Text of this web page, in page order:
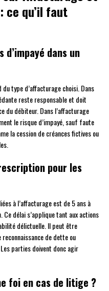
ce qu’il faut
d’impayé dans un
type d’affacturage choisi. Dans
reste responsable et doit
du débiteur. Dans l’affacturage
le risque d’impayé, sauf faute
la cession de créances fictives ou
pour les
à l’affacturage est de 5 ans à
délai s’applique tant aux actions
délictuelle. Il peut être
de dette ou
parties doivent donc agir
foi en cas de litige ?